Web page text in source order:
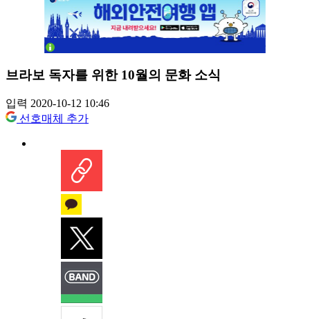
브라보 독자를 위한 10월의 문화 소식
입력 2020-10-12 10:46
선호매체 추가